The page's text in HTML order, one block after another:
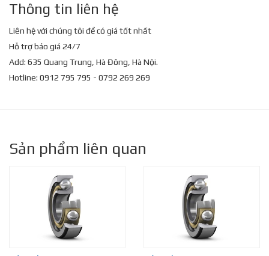
Thông tin liên hệ
Liên hệ với chúng tôi để có giá tốt nhất
Hỗ trợ báo giá 24/7
Add: 635 Quang Trung, Hà Đông, Hà Nội.
Hotline: 0912 795 795 - 0792 269 269
Sản phẩm liên quan